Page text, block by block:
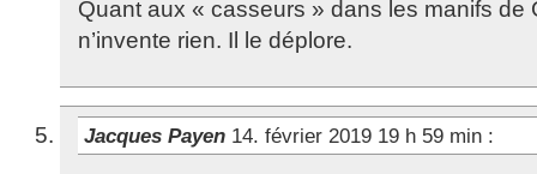
Quant aux « casseurs » dans les manifs de
n’invente rien. Il le déplore.
Jacques Payen 14. février 2019 19 h 59 min :